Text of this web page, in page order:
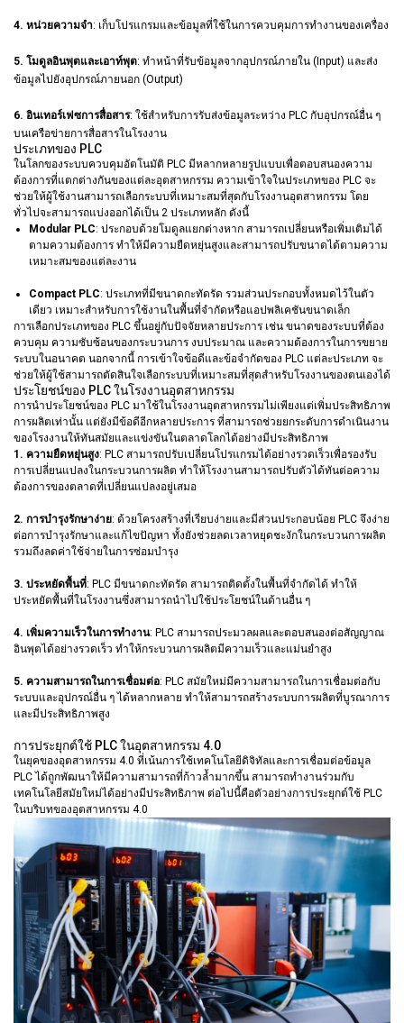
4. หน่วยความจำ: เก็บโปรแกรมและข้อมูลที่ใช้ในการควบคุมการทำงานของเครื่อง
5. โมดูลอินพุตและเอาท์พุต: ทำหน้าที่รับข้อมูลจากอุปกรณ์ภายใน (Input) และส่ง
ข้อมูลไปยังอุปกรณ์ภายนอก (Output)
6. อินเทอร์เฟซการสื่อสาร: ใช้สำหรับการรับส่งข้อมูลระหว่าง PLC กับอุปกรณ์อื่น ๆ
บนเครือข่ายการสื่อสารในโรงงาน
ประเภทของ PLC
ในโลกของระบบควบคุมอัตโนมัติ PLC มีหลากหลายรูปแบบเพื่อตอบสนองความ
ต้องการที่แตกต่างกันของแต่ละอุตสาหกรรม ความเข้าใจในประเภทของ PLC จะ
ช่วยให้ผู้ใช้งานสามารถเลือกระบบที่เหมาะสมที่สุดกับโรงงานอุตสาหกรรม โดย
ทั่วไปจะสามารถแบ่งออกได้เป็น 2 ประเภทหลัก ดังนี้
Modular PLC: ประกอบด้วยโมดูลแยกต่างหาก สามารถเปลี่ยนหรือเพิ่มเติมได้
ตามความต้องการ ทำให้มีความยืดหยุ่นสูงและสามารถปรับขนาดได้ตามความ
เหมาะสมของแต่ละงาน
Compact PLC: ประเภทที่มีขนาดกะทัดรัด รวมส่วนประกอบทั้งหมดไว้ในตัว
เดียว เหมาะสำหรับการใช้งานในพื้นที่จำกัดหรือแอปพลิเคชันขนาดเล็ก
การเลือกประเภทของ PLC ขึ้นอยู่กับปัจจัยหลายประการ เช่น ขนาดของระบบที่ต้อง
ควบคุม ความซับซ้อนของกระบวนการ งบประมาณ และความต้องการในการขยาย
ระบบในอนาคต นอกจากนี้ การเข้าใจข้อดีและข้อจำกัดของ PLC แต่ละประเภท จะ
ช่วยให้ผู้ใช้สามารถตัดสินใจเลือกระบบที่เหมาะสมที่สุดสำหรับโรงงานของตนเองได้
ประโยชน์ของ PLC ในโรงงานอุตสาหกรรม
การนำประโยชน์ของ PLC มาใช้ในโรงงานอุตสาหกรรมไม่เพียงแต่เพิ่มประสิทธิภาพ
การผลิตเท่านั้น แต่ยังมีข้อดีอีกหลายประการ ที่สามารถช่วยยกระดับการดำเนินงาน
ของโรงงานให้ทันสมัยและแข่งขันในตลาดโลกได้อย่างมีประสิทธิภาพ
1. ความยืดหยุ่นสูง: PLC สามารถปรับเปลี่ยนโปรแกรมได้อย่างรวดเร็วเพื่อรองรับ
การเปลี่ยนแปลงในกระบวนการผลิต ทำให้โรงงานสามารถปรับตัวได้ทันต่อความ
ต้องการของตลาดที่เปลี่ยนแปลงอยู่เสมอ
2. การบำรุงรักษาง่าย: ด้วยโครงสร้างที่เรียบง่ายและมีส่วนประกอบน้อย PLC จึงง่าย
ต่อการบำรุงรักษาและแก้ไขปัญหา ทั้งยังช่วยลดเวลาหยุดชะงักในกระบวนการผลิต
รวมถึงลดค่าใช้จ่ายในการซ่อมบำรุง
3. ประหยัดพื้นที่: PLC มีขนาดกะทัดรัด สามารถติดตั้งในพื้นที่จำกัดได้ ทำให้
ประหยัดพื้นที่ในโรงงานซึ่งสามารถนำไปใช้ประโยชน์ในด้านอื่น ๆ
4. เพิ่มความเร็วในการทำงาน: PLC สามารถประมวลผลและตอบสนองต่อสัญญาณ
อินพุตได้อย่างรวดเร็ว ทำให้กระบวนการผลิตมีความเร็วและแม่นยำสูง
5. ความสามารถในการเชื่อมต่อ: PLC สมัยใหม่มีความสามารถในการเชื่อมต่อกับ
ระบบและอุปกรณ์อื่น ๆ ได้หลากหลาย ทำให้สามารถสร้างระบบการผลิตที่บูรณาการ
และมีประสิทธิภาพสูง
การประยุกต์ใช้ PLC ในอุตสาหกรรม 4.0
ในยุคของอุตสาหกรรม 4.0 ที่เน้นการใช้เทคโนโลยีดิจิทัลและการเชื่อมต่อข้อมูล
PLC ได้ถูกพัฒนาให้มีความสามารถที่ก้าวล้ำมากขึ้น สามารถทำงานร่วมกับ
เทคโนโลยีสมัยใหม่ได้อย่างมีประสิทธิภาพ ต่อไปนี้คือตัวอย่างการประยุกต์ใช้ PLC
ในบริบทของอุตสาหกรรม 4.0